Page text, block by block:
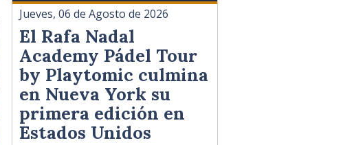
Jueves, 06 de Agosto de 2026
El Rafa Nadal
Academy Pádel Tour
by Playtomic culmina
en Nueva York su
primera edición en
Estados Unidos